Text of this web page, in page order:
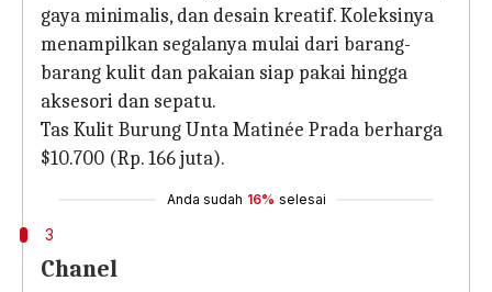
gaya minimalis, dan desain kreatif. Koleksinya
menampilkan segalanya mulai dari barang-
barang kulit dan pakaian siap pakai hingga
aksesori dan sepatu.
Tas Kulit Burung Unta Matinée Prada berharga
$10.700 (Rp. 166 juta).
Anda sudah 16% selesai
3
Chanel